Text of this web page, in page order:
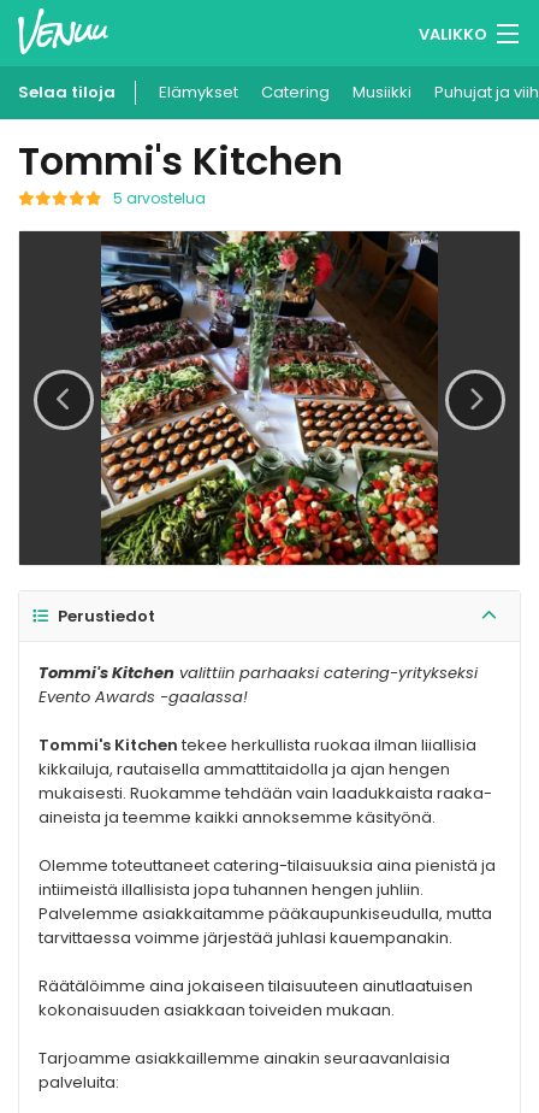
VALIKKO
Muistilistasi
Kirjaudu
Ilmoita kohteesi
Selaa tiloja Elämykset Catering Musiikki Puhujat ja
Tommi's Kitchen
5 arvostelua
Perustiedot
Tommi's Kitchen valittiin parhaaksi catering-yritykseksi
Evento Awards -gaalassa!
Tommi's Kitchen tekee herkullista ruokaa ilman liiallisia
kikkailuja, rautaisella ammattitaidolla ja ajan hengen
mukaisesti. Ruokamme tehdään vain laadukkaista raaka-
aineista ja teemme kaikki annoksemme käsityönä.
Olemme toteuttaneet catering-tilaisuuksia aina pienistä ja
intiimeistä illallisista jopa tuhannen hengen juhliin.
Palvelemme asiakkaitamme pääkaupunkiseudulla, mutta
tarvittaessa voimme järjestää juhlasi kauempanakin.
Räätälöimme aina jokaiseen tilaisuuteen ainutlaatuisen
kokonaisuuden asiakkaan toiveiden mukaan.
Tarjoamme asiakkaillemme ainakin seuraavanlaisia
palveluita: